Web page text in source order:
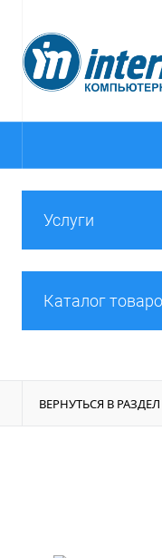
Услуги
Каталог
ВЕРНУТЬСЯ В РАЗДЕЛ